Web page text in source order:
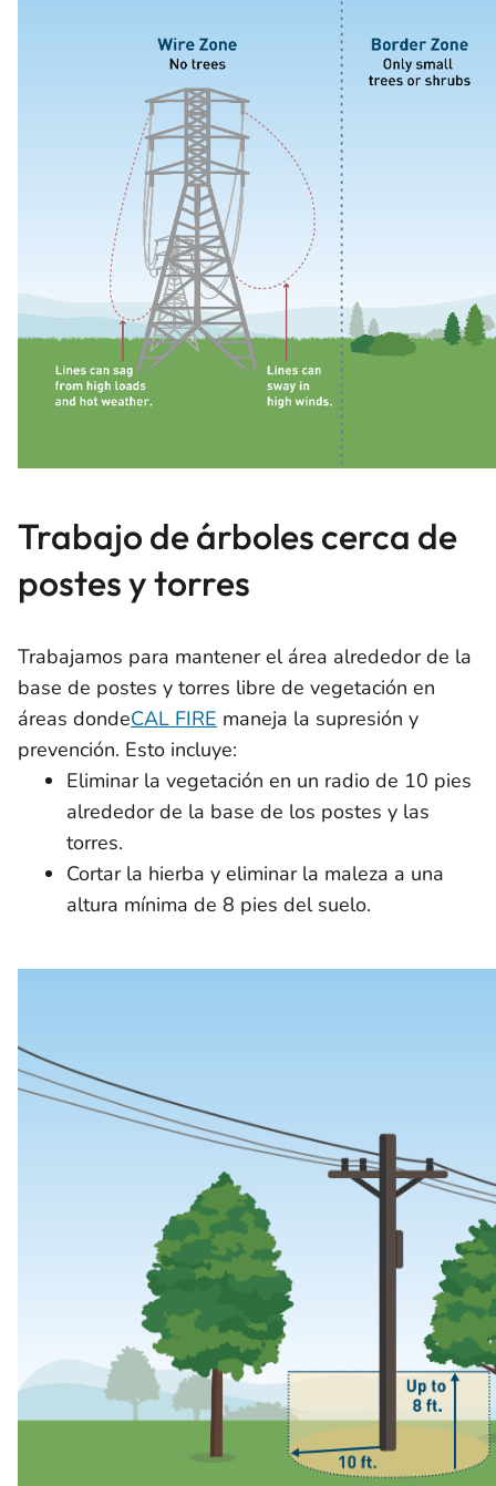
Trabajo de árboles cerca de
postes y torres
Trabajamos para mantener el área alrededor de la
base de postes y torres libre de vegetación en
áreas dondeCAL FIRE maneja la supresión y
prevención. Esto incluye:
Eliminar la vegetación en un radio de 10 pies
alrededor de la base de los postes y las
torres.
Cortar la hierba y eliminar la maleza a una
altura mínima de 8 pies del suelo.